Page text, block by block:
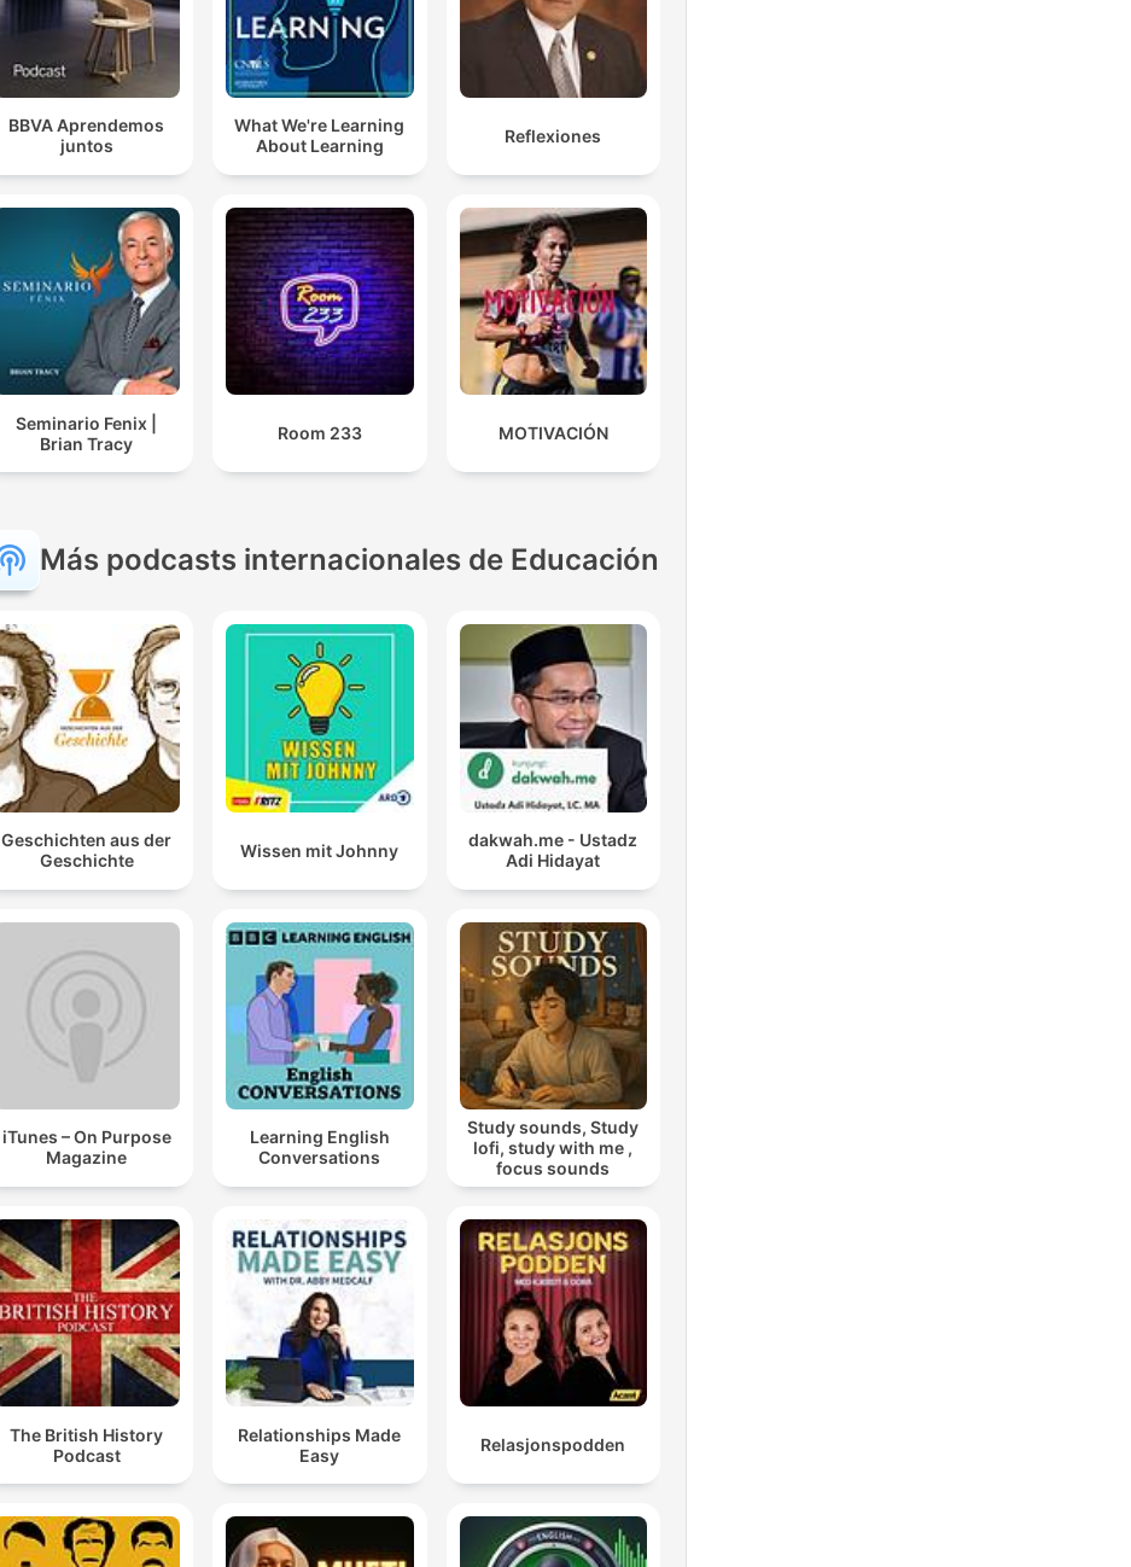
BBVA Aprendemos
juntos
What We're Learning
About Learning
Reflexiones
Seminario Fenix |
Brian Tracy
Room 233 MOTIVACIÓN
Más podcasts internacionales de Educación
Geschichten aus der
Geschichte
Wissen mit Johnny
dakwah.me - Ustadz
Adi Hidayat
iTunes – On Purpose
Magazine
Learning English
Conversations
Study sounds, Study
lofi, study with me ,
focus sounds
The British History
Podcast
Relationships Made
Easy
Relasjonspodden